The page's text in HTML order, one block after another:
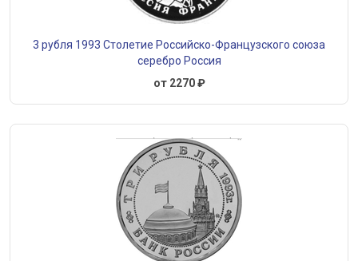
3 рубля 1993 Столетие Российско-Французского союза
серебро Россия
от 2270 ₽